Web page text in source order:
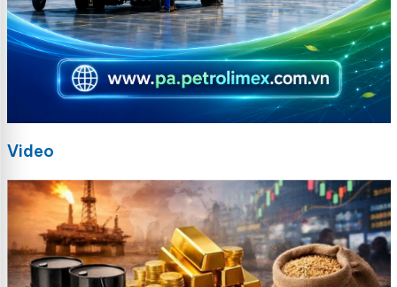
Video